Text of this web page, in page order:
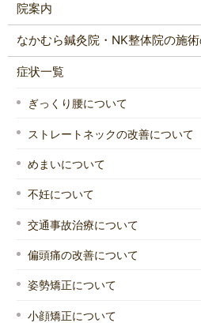
院案内
なかむら鍼灸院・NK整体院の施
症状一覧
ぎっくり腰について
ストレートネックの改善について
めまいについて
不妊について
交通事故治療について
偏頭痛の改善について
姿勢矯正について
小顔矯正について